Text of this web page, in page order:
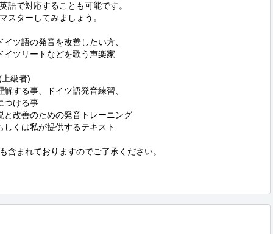
語で対応することも可能です。
スターしてみましょう。
ツ語の発音を改善したい方、
トなどを歌う声楽家
級者)
する事、ドイツ語発音練習、
改善のための発音トレーニング
くは私が提供するテキスト
含まれておりますのでご了承ください。